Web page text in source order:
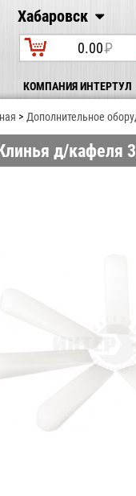
Хабаровск
Хабаровск0.00P
КОМПАНИЯ ИНТЕРТУЛ
Дополнительное
д/кафеля